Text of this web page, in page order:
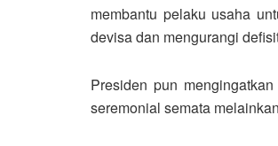
membantu pelaku usaha
devisa dan mengurangi
Presiden pun
seremonial semata